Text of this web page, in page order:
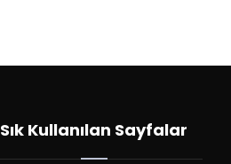
Sık Kullanılan Sayfalar